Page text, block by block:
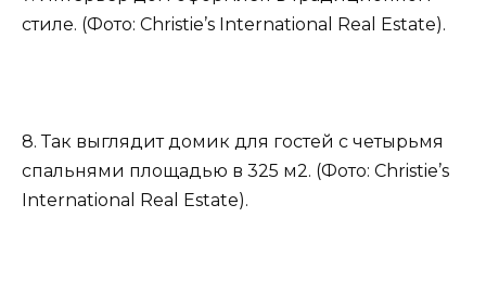
стиле. (Фото: Christie’s International Real Estate).
8. Так выглядит домик для гостей с четырьмя
спальнями площадью в 325 м2. (Фото: Christie’s
International Real Estate).